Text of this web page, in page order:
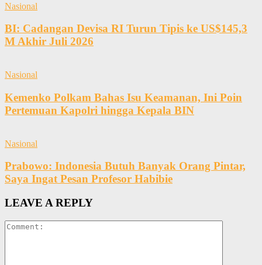
Nasional
BI: Cadangan Devisa RI Turun Tipis ke US$145,3
M Akhir Juli 2026
Nasional
Kemenko Polkam Bahas Isu Keamanan, Ini Poin
Pertemuan Kapolri hingga Kepala BIN
Nasional
Prabowo: Indonesia Butuh Banyak Orang Pintar,
Saya Ingat Pesan Profesor Habibie
LEAVE A REPLY